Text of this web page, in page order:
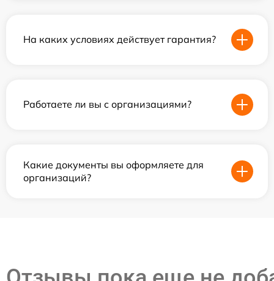
На каких условиях действует гарантия?
Работаете ли вы с организациями?
Какие документы вы оформляете для
организаций?